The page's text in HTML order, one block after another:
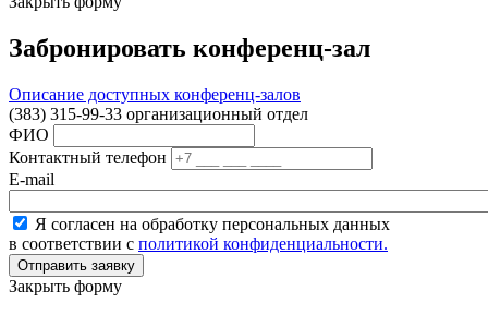
Забронировать конференц-зал
Описание доступных конференц-залов
(383) 315-99-33 организационный отдел
ФИО
Контактный телефон
E-mail
Я согласен на обработку персональных данных
в соответствии с политикой конфиденциальности.
Закрыть форму